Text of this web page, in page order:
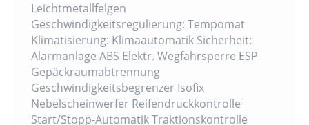
Leichtmetallfelgen
Geschwindigkeitsregulierung: Tempomat
Klimatisierung: Klimaautomatik Sicherheit:
Alarmanlage ABS Elektr. Wegfahrsperre ESP
Gepäckraumabtrennung
Geschwindigkeitsbegrenzer Isofix
Nebelscheinwerfer Reifendruckkontrolle
Start/Stopp-Automatik Traktionskontrolle